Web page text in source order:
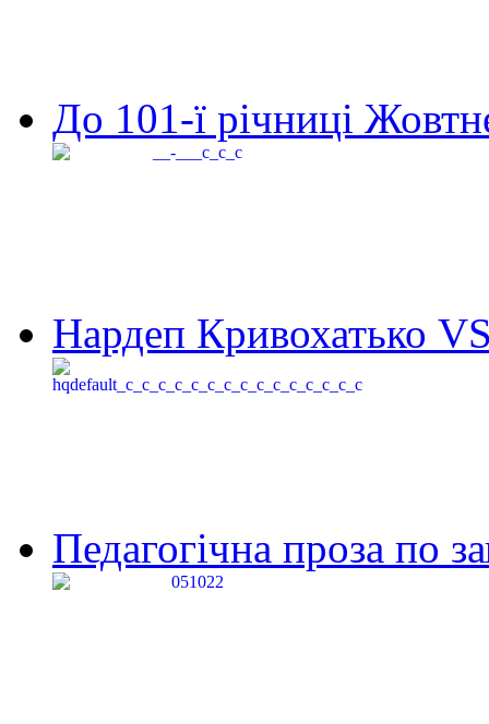
До 101-ї річниці
Нардеп Кривохатько
Педагогічна проза по